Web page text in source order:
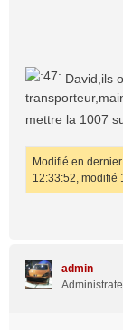
David,ils
mettre la 1007
Modifié en
12:33:52, modifié
admin